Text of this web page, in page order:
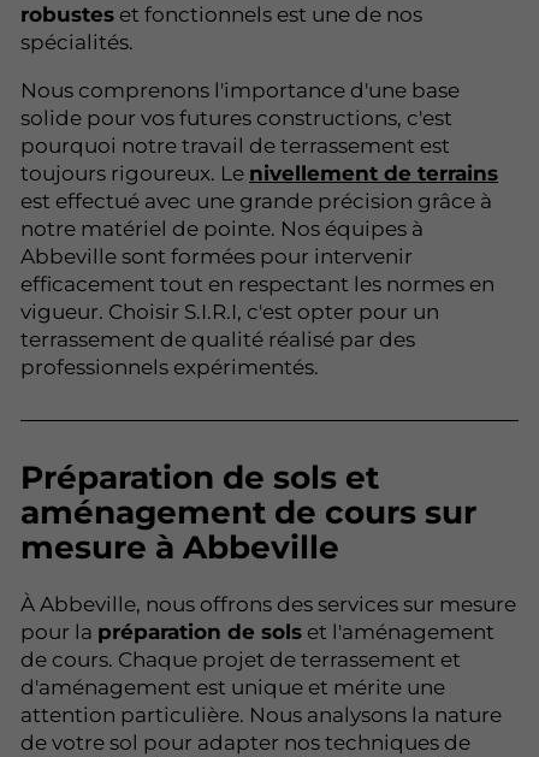
robustes et fonctionnels est une de nos
spécialités.
Nous comprenons l'importance d'une base
solide pour vos futures constructions, c'est
pourquoi notre travail de terrassement est
toujours rigoureux. Le nivellement de terrains
est effectué avec une grande précision grâce à
notre matériel de pointe. Nos équipes à
Abbeville sont formées pour intervenir
efficacement tout en respectant les normes en
vigueur. Choisir S.I.R.I, c'est opter pour un
terrassement de qualité réalisé par des
professionnels expérimentés.
Préparation de sols et
aménagement de cours sur
mesure à Abbeville
À Abbeville, nous offrons des services sur mesure
pour la préparation de sols et l'aménagement
de cours. Chaque projet de terrassement et
d'aménagement est unique et mérite une
attention particulière. Nous analysons la nature
de votre sol pour adapter nos techniques de